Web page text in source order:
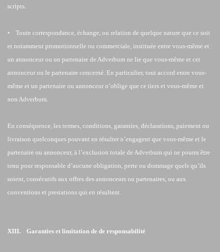
scripts.
• Toute correspondance, échange, ou relation de quelque nature que ce soit
et notamment promotionnelle ou commerciale, instituée entre vous-même et
un annonceur ou un partenaire de Adverbum ne lie que vous-même et cet
annonceur ou le partenaire concerné. En particulier, tout accord entre vous-
même et un partenaire ou annonceur n’oblige que ce tiers et vous-même et
non Adverbum.
En conséquence, les termes, conditions, garanties, déclarations, paiement ou
livraison quelconques pouvant en résulter n’engagent que vous-même et le
partenaire ou annonceur, à l’exclusion totale de Adverbum qui ne pourra être
tenu pour responsable d’aucune obligation, perte ou dommage quels qu’ils
soient, consécutifs aux offres des annonceurs ou partenaires, ou aux
conventions et prestations qui en résultent.
XIII. Garanties et limitation de de responsabilité